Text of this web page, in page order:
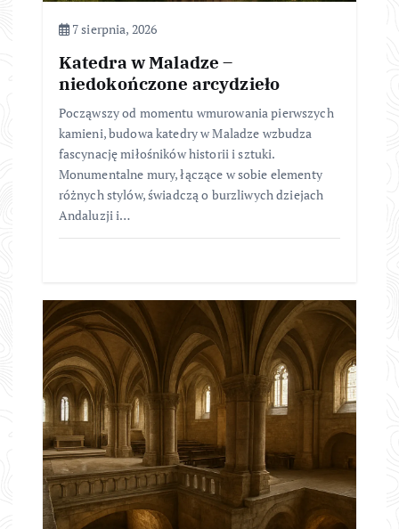
7 sierpnia, 2026
Katedra w Maladze –
niedokończone arcydzieło
Począwszy od momentu wmurowania pierwszych
kamieni, budowa katedry w Maladze wzbudza
fascynację miłośników historii i sztuki.
Monumentalne mury, łączące w sobie elementy
różnych stylów, świadczą o burzliwych dziejach
Andaluzji i…